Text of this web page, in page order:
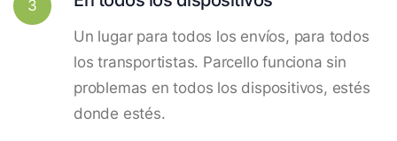
3
Un lugar para todos los envíos, para todos
los transportistas. Parcello funciona sin
problemas en todos los dispositivos, estés
donde estés.